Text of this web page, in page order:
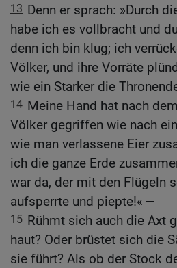
13 Denn er sprach: »Durch
habe ich es vollbracht und
denn ich bin klug; ich
Völker, und ihre Vorräte
wie ein Starker die
14 Meine Hand hat nach
Völker gegriffen wie nach
wie man verlassene Eier
ich die ganze Erde
war da, der mit den Flügeln
aufsperrte und piepte!« —
15 Rühmt sich auch die Axt
haut? Oder brüstet sich die
sie führt? Als ob der Stock